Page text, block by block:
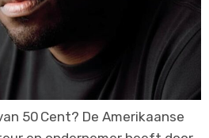
50 Cent? De Amerikaanse